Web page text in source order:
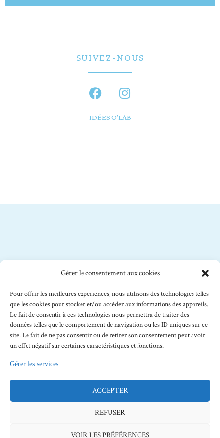
Gérer le consentement aux cookies
Pour offrir les meilleures expériences, nous utilisons des technologies telles
que les cookies pour stocker et/ou accéder aux informations des appareils.
Le fait de consentir à ces technologies nous permettra de traiter des
données telles que le comportement de navigation ou les ID uniques sur ce
site. Le fait de ne pas consentir ou de retirer son consentement peut avoir
un effet négatif sur certaines caractéristiques et fonctions.
Gérer les services
ACCEPTER
REFUSER
VOIR LES PRÉFÉRENCES
SUIVEZ-NOUS
IDÉES O’LAB
A PROPOS
Politique de confidentialité
Conditions Générales de Vente
Idées O'lab EURL - SIRET 920 614 963 00014 - RCS
NANTERRE - NAF 8559B